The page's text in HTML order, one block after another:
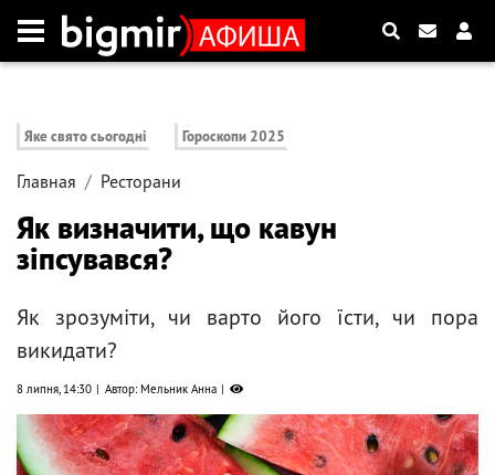
Яке свято сьогодні Гороскопи 2025
Главная Ресторани
Як визначити, що кавун
зіпсувався?
Як зрозуміти, чи варто його їсти, чи пора
викидати?
8 липня, 14:30 Автор: Мельник Анна